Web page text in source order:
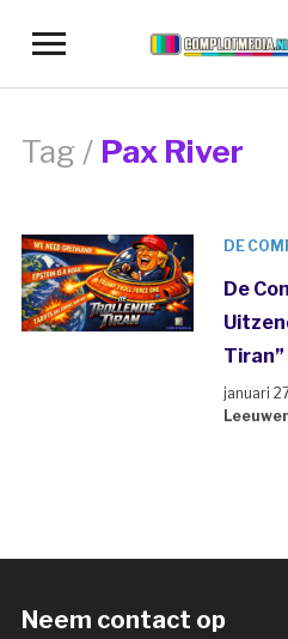
Toggle
navigation
Tag / Pax River
DE
De
januari
Neem contact op